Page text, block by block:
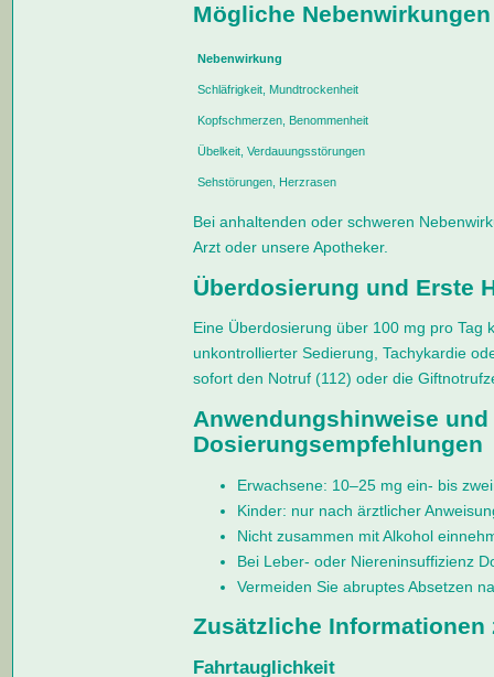
Mögliche Nebenwirkungen
Nebenwirkung
Schläfrigkeit, Mundtrockenheit
Kopfschmerzen, Benommenheit
Übelkeit, Verdauungsstörungen
Sehstörungen, Herzrasen
Bei anhaltenden oder schweren
Arzt oder unsere Apotheker.
Überdosierung und Erste
Eine Überdosierung über 100 mg pro Tag
unkontrollierter Sedierung, Tachykardie
sofort den Notruf (112) oder die
Anwendungshinweise und
Dosierungsempfehlungen
Erwachsene: 10–25 mg ein- bis
Kinder: nur nach ärztlicher
Nicht zusammen mit Alkohol
Bei Leber- oder Niereninsuffizienz
Vermeiden Sie abruptes Absetzen
Zusätzliche Informationen
Fahrtauglichkeit